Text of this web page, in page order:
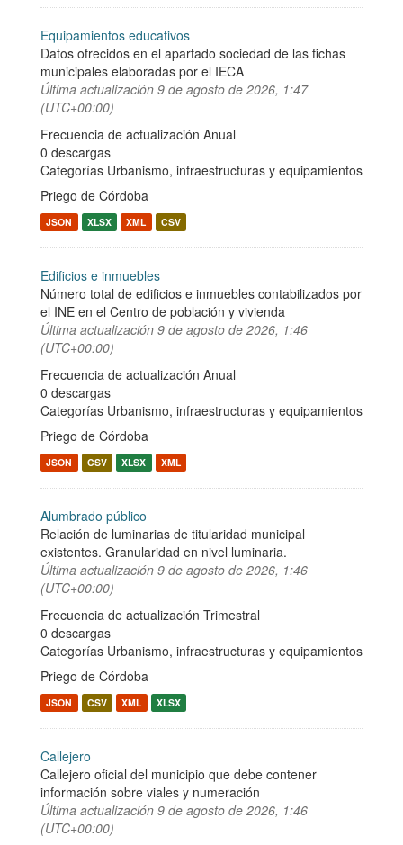
Equipamientos educativos
Datos ofrecidos en el apartado sociedad de las fichas
municipales elaboradas por el IECA
Última actualización 9 de agosto de 2026, 1:47
(UTC+00:00)
Frecuencia de actualización Anual
0 descargas
Categorías Urbanismo, infraestructuras y equipamientos
Priego de Córdoba
JSON XLSX XML CSV
Edificios e inmuebles
Número total de edificios e inmuebles contabilizados por
el INE en el Centro de población y vivienda
Última actualización 9 de agosto de 2026, 1:46
(UTC+00:00)
Frecuencia de actualización Anual
0 descargas
Categorías Urbanismo, infraestructuras y equipamientos
Priego de Córdoba
JSON CSV XLSX XML
Alumbrado público
Relación de luminarias de titularidad municipal
existentes. Granularidad en nivel luminaria.
Última actualización 9 de agosto de 2026, 1:46
(UTC+00:00)
Frecuencia de actualización Trimestral
0 descargas
Categorías Urbanismo, infraestructuras y equipamientos
Priego de Córdoba
JSON CSV XML XLSX
Callejero
Callejero oficial del municipio que debe contener
información sobre viales y numeración
Última actualización 9 de agosto de 2026, 1:46
(UTC+00:00)